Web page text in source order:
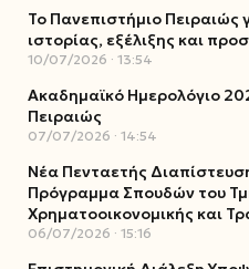
Το Πανεπιστήμιο Πειραιώς
ιστορίας, εξέλιξης και
10/07/2026 13:54
Ακαδημαϊκό Ημερολόγιο
Πειραιώς
07/07/2026 14:54
Νέα Πενταετής
Πρόγραμμα Σπουδών του
Χρηματοοικονομικής και
06/07/2026 15:16